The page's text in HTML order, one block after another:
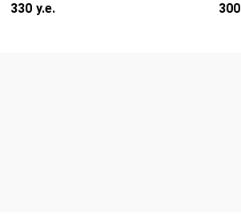
330 у.е. 300